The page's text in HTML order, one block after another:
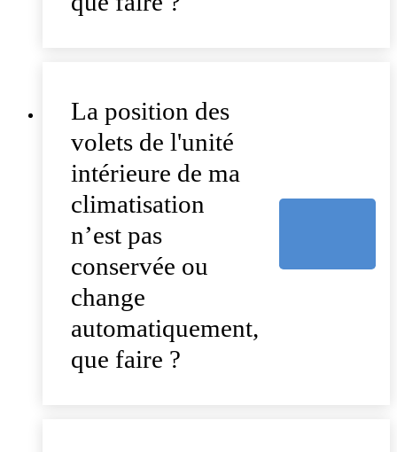
La position des
volets de l'unité
intérieure de ma
climatisation
n’est pas
conservée ou
change
automatiquement,
que faire ?